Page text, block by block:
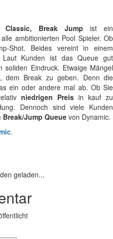
Classic, Break Jump ist ein
ambitionierten Pool Spieler. Ob
Shot. Beides vereint in einem
Laut Kunden ist das Queue gut
Eindruck. Etwaige Mängel
, dem Break zu geben. Denn die
ein oder andere mal ab. Ob Sie
niedrigen Preis in kauf zu
Dennoch sind viele Kunden
Break/Jump Queue von Dynamic.
.
geladen...